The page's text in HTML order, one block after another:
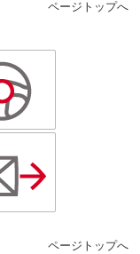
ページトップへ
ページトップへ